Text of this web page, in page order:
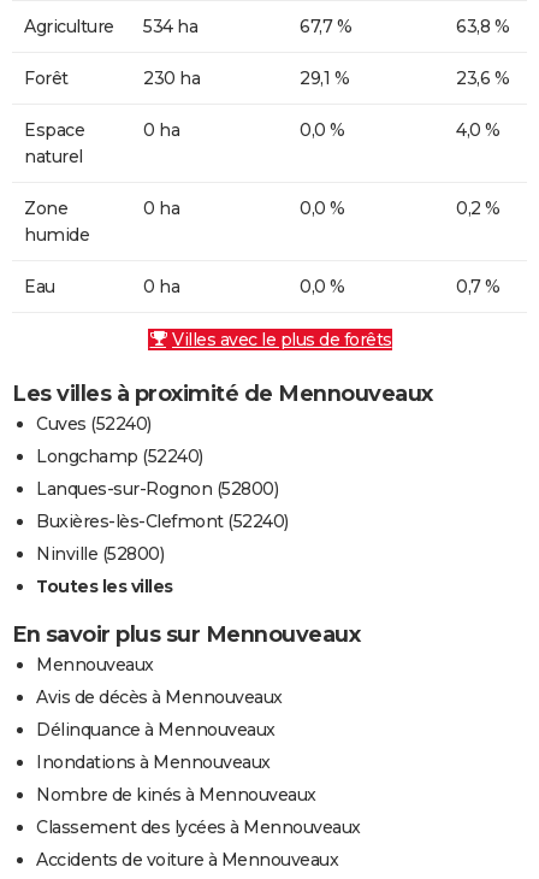
Agriculture 534 ha 67,7 % 63,8 %
Forêt 230 ha 29,1 % 23,6 %
Espace
naturel
0 ha 0,0 % 4,0 %
Zone
humide
0 ha 0,0 % 0,2 %
Eau 0 ha 0,0 % 0,7 %
Villes avec le plus de forêts
Les villes à proximité de Mennouveaux
Cuves (52240)
Longchamp (52240)
Lanques-sur-Rognon (52800)
Buxières-lès-Clefmont (52240)
Ninville (52800)
Toutes les villes
En savoir plus sur Mennouveaux
Mennouveaux
Avis de décès à Mennouveaux
Délinquance à Mennouveaux
Inondations à Mennouveaux
Nombre de kinés à Mennouveaux
Classement des lycées à Mennouveaux
Accidents de voiture à Mennouveaux